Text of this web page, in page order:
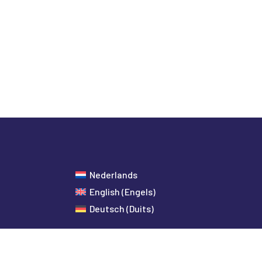
Nederlands
English (Engels)
Deutsch (Duits)